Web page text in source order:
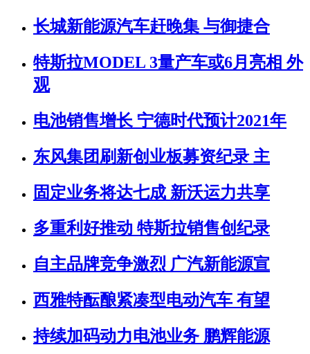
长城新能源汽车赶晚集 与御捷合
特斯拉MODEL 3量产车或6月亮相 外
观
电池销售增长 宁德时代预计2021年
东风集团刷新创业板募资纪录 主
固定业务将达七成 新沃运力共享
多重利好推动 特斯拉销售创纪录
自主品牌竞争激烈 广汽新能源宣
西雅特酝酿紧凑型电动汽车 有望
持续加码动力电池业务 鹏辉能源